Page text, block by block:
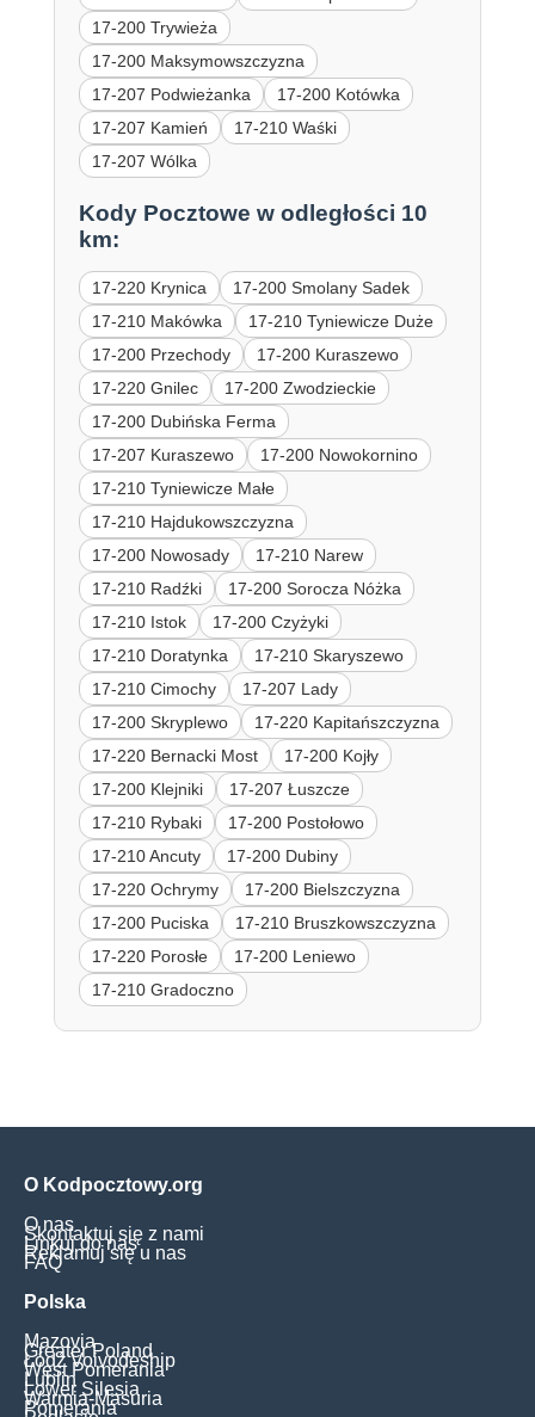
17-200 Trywieża
17-200 Maksymowszczyzna
17-207 Podwieżanka
17-200 Kotówka
17-207 Kamień
17-210 Waśki
17-207 Wólka
Kody Pocztowe w odległości 10
km:
17-220 Krynica
17-200 Smolany Sadek
17-210 Makówka
17-210 Tyniewicze Duże
17-200 Przechody
17-200 Kuraszewo
17-220 Gnilec
17-200 Zwodzieckie
17-200 Dubińska Ferma
17-207 Kuraszewo
17-200 Nowokornino
17-210 Tyniewicze Małe
17-210 Hajdukowszczyzna
17-200 Nowosady
17-210 Narew
17-210 Radźki
17-200 Sorocza Nóżka
17-210 Istok
17-200 Czyżyki
17-210 Doratynka
17-210 Skaryszewo
17-210 Cimochy
17-207 Lady
17-200 Skryplewo
17-220 Kapitańszczyzna
17-220 Bernacki Most
17-200 Kojły
17-200 Klejniki
17-207 Łuszcze
17-210 Rybaki
17-200 Postołowo
17-210 Ancuty
17-200 Dubiny
17-220 Ochrymy
17-200 Bielszczyzna
17-200 Puciska
17-210 Bruszkowszczyzna
17-220 Porosłe
17-200 Leniewo
17-210 Gradoczno
O Kodpocztowy.org
O nas
Skontaktuj się z nami
Linkuj do nas
Reklamuj się u nas
FAQ
Polska
Mazovia
Greater Poland
Łódź Voivodeship
West Pomerania
Lublin
Lower Silesia
Warmia-Masuria
Pomerania